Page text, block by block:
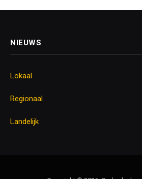
NIEUWS
Lokaal
Regionaal
Landelijk